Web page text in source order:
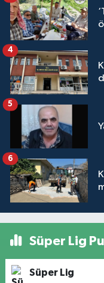
4
5
6
Süper Lig
Süper Lig